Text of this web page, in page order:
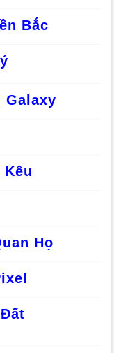
Bắc
Galaxy
Họ